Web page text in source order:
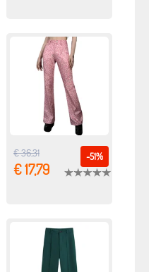
-51%
€ 36,31
€ 17,79